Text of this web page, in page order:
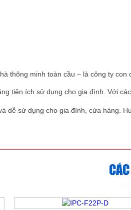
thông minh toàn cầu – là công ty con
tiện ích sử dụng cho gia đình. Với
dễ sử dụng cho gia đình, cửa hàng.